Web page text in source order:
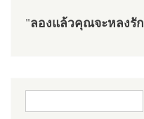
"ลองแล้วคุณจะหลงรัก
ฟอร์มค้นหา